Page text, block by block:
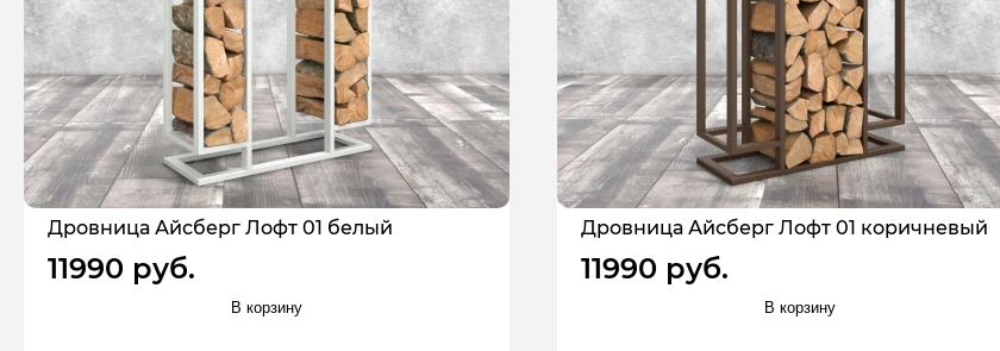
Дровница Айсберг Лофт 01 белый
11990 руб.
В корзину
Дровница Айсберг Лофт 01 коричневый
11990 руб.
В корзину